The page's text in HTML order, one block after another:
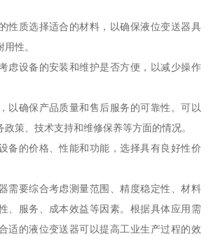
性质选择适合的材料，以确保液位变送器具
性。
虑设备的安装和维护是否方便，以减少操作
以确保产品质量和售后服务的可靠性。可以
策、技术支持和维修保养等方面的情况。
备的价格、性能和功能，选择具有良好性价
需要综合考虑测量范围、精度稳定性、材料
、服务、成本效益等因素。根据具体应用需
适的液位变送器可以提高工业生产过程的效